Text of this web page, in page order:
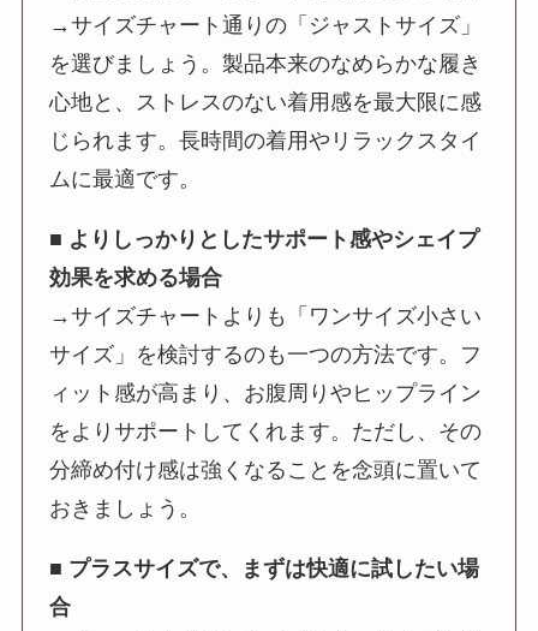
→サイズチャート通りの「ジャストサイズ」
を選びましょう。製品本来のなめらかな履き
心地と、ストレスのない着用感を最大限に感
じられます。長時間の着用やリラックスタイ
ムに最適です。
■ よりしっかりとしたサポート感やシェイプ
効果を求める場合
→サイズチャートよりも「ワンサイズ小さい
サイズ」を検討するのも一つの方法です。フ
ィット感が高まり、お腹周りやヒップライン
をよりサポートしてくれます。ただし、その
分締め付け感は強くなることを念頭に置いて
おきましょう。
■ プラスサイズで、まずは快適に試したい場
合